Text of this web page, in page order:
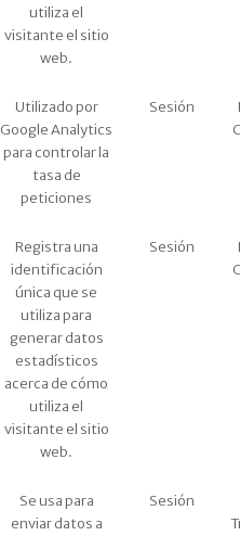
utiliza el
visitante el sitio
web.
Utilizado por
Google Analytics
para controlar la
tasa de
peticiones
Sesión
Registra una
identificación
única que se
utiliza para
generar datos
estadísticos
acerca de cómo
utiliza el
visitante el sitio
web.
Sesión
Se usa para
enviar datos a
Sesión